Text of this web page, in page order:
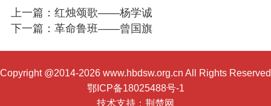
上一篇：红烛颂歌——杨学诚
下一篇：革命鲁班——曾国旗
Copyright @2014-2026 www.hbdsw.org.cn All Rights Reserved
鄂ICP备18025488号-1
技术支持： 荆楚网